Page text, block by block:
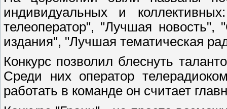
индивидуальных и
телеоператор", "Лучшая новость",
издания", "Лучшая тематическая
Конкурс позволил блеснуть
Среди них оператор
работать в команде он считает